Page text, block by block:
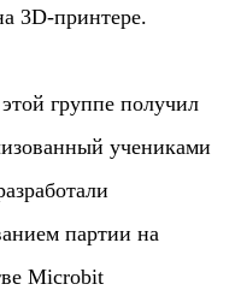
3D-принтере.
группе получил
учениками
партии на
Microbit